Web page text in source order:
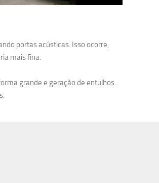
portas acústicas. Isso ocorre,
mais fina.
grande e geração de entulhos.